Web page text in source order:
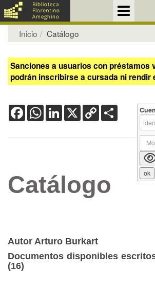
Inicio Catálogo
Sanciones a usuarios con préstamos
podrán inscribirse a cursada ni rendir
FacebookWhatsApp
LinkedIn
X Copy
Link
Catálogo
Autor Arturo Burkart
Documentos disponibles
(16)